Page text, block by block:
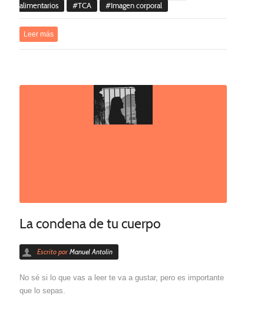
alimentarios
TCA Imagen corporal
Leer más
La condena de tu cuerpo
Escrito por Manuel Antolín
No sé si lo que vas a leer te va a gustar, pero es importante
que lo sepas.